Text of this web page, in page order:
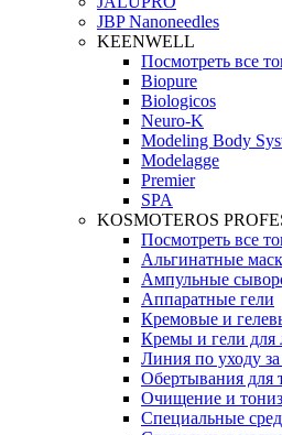
JBP Nanoneedles
KEENWELL
Посмотреть все
Biopure
Biologicos
Neuro‑K
Modeling Body
Modelagge
Premier
SPA
KOSMOTEROS
Посмотреть все
Альгинатные
Ампульные
Аппаратные гели
Кремовые и
Кремы и гели для
Линия по уходу
Обертывания для
Очищение и
Специальные